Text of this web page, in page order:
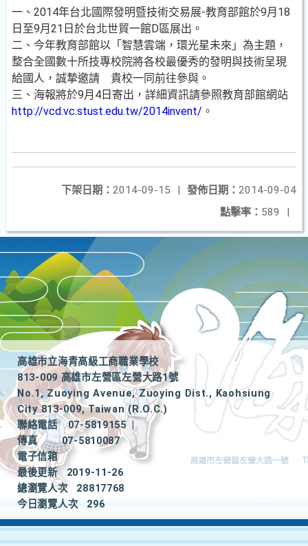
一、2014年台北國際發明暨技術交易展-教育部館於9月18
日至9月21日於台北世貿一館D區展出。
二、今年教育部館以「智慧雲端，環光星未來」為主題，
整合全國數十所技專校院將各校最優秀的發明與技術呈現
給國人，誠摯邀請 貴校一同前往參與。
三、海報將於9月4日寄出，詳細資訊請參照教育部館網站
http://vcd.vc.stust.edu.tw/2014invent/ 。
發佈日期： 2014-09-04
下架日期： 2014-09-15
|
點擊率： 589 |
高雄市立海青高級工商職業學校
813-009 高雄市左營區左營大路1號
No.1, Zuoying Avenue, Zuoying Dist., Kaohsiung
City 813-009, Taiwan (R.O.C.)
聯絡電話
07-5819155
|
傳真
07-5810087
電子信箱
最後更新
2019-11-26
總瀏覽人次
28817768
今日瀏覽人次
296